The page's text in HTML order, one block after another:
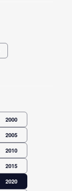
2000
2005
2010
2015
2020